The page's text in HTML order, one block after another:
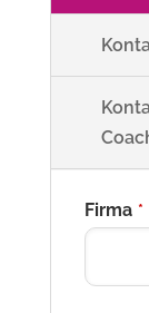
Firma *